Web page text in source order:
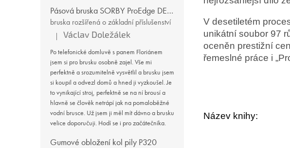
Pásová bruska SORBY ProEdge DELUXE
bruska rozšířená o základní příslušenství
Hodnocení produktu je 5 z 5 hvězdiček.
| Václav Doležálek
Po telefonické domluvě s panem Floriánem
jsem si pro brusku osobně zajel. Vše mi
perfektně a srozumitelně vysvětlil a brusku jsem
si koupil a odvezl domů a hned ji vyzkoušel. Je
to vynikající stroj, perfektně se na ní brousí a
hlavně se člověk netrápí jak na pomaloběžné
vodní brusce. Už jsem ji měl mít dávno a brusku
velice doporučuji. Hodí se i pro začátečníka.
Gumové obložení kol pily P320
V desetiletém
unikátní soubor 97
oceněn prestižní
řemeslné práce i
Název knihy: